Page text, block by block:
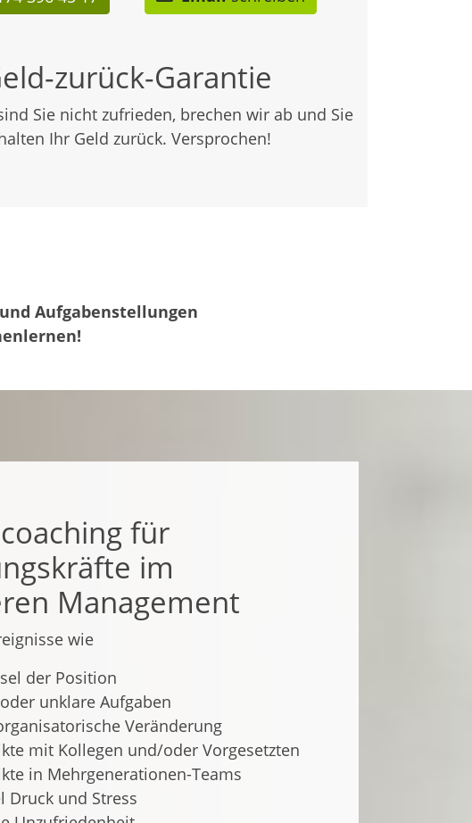
zurück-Garantie
Sie nicht zufrieden, brechen wir ab und Sie
Ihr Geld zurück. Versprochen!
Aufgabenstellungen
für
im
Management
wie
der Position
unklare Aufgaben
Veränderung
mit Kollegen und/oder Vorgesetzten
in Mehrgenerationen-Teams
Druck und Stress